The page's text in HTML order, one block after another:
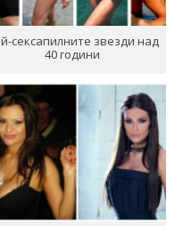
сексапилните звезди над
40 години